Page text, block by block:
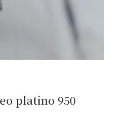
en el carrito.
platino 950